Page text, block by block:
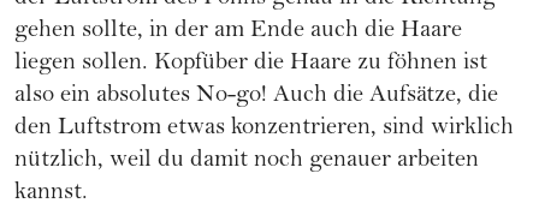
gehen sollte, in der am Ende auch die Haare
liegen sollen. Kopfüber die Haare zu föhnen ist
also ein absolutes No-go! Auch die Aufsätze, die
den Luftstrom etwas konzentrieren, sind wirklich
nützlich, weil du damit noch genauer arbeiten
kannst.